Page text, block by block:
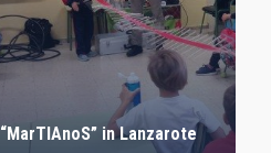
“MarTIAnoS” in Lanzarote